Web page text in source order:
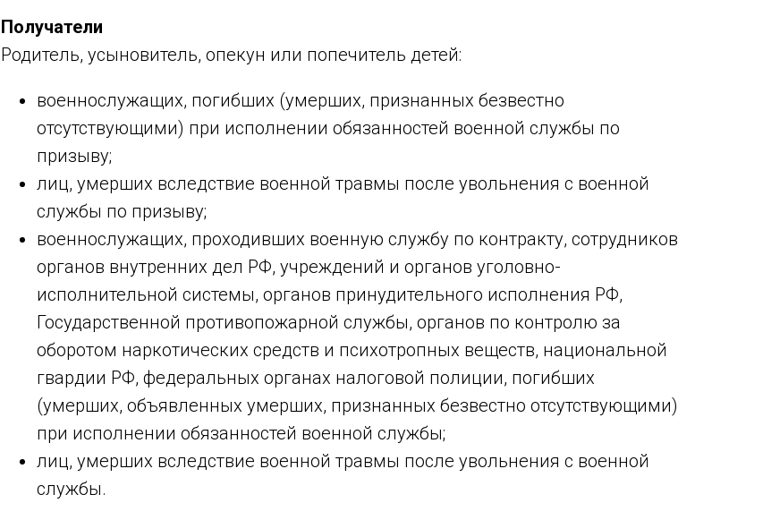
Получатели
Родитель, усыновитель, опекун или попечитель детей:
военнослужащих, погибших (умерших, признанных безвестно
отсутствующими) при исполнении обязанностей военной службы по
призыву;
лиц, умерших вследствие военной травмы после увольнения с военной
службы по призыву;
военнослужащих, проходивших военную службу по контракту, сотрудников
органов внутренних дел РФ, учреждений и органов уголовно-
исполнительной системы, органов принудительного исполнения РФ,
Государственной противопожарной службы, органов по контролю за
оборотом наркотических средств и психотропных веществ, национальной
гвардии РФ, федеральных органах налоговой полиции, погибших
(умерших, объявленных умерших, признанных безвестно отсутствующими)
при исполнении обязанностей военной службы;
лиц, умерших вследствие военной травмы после увольнения с военной
службы.